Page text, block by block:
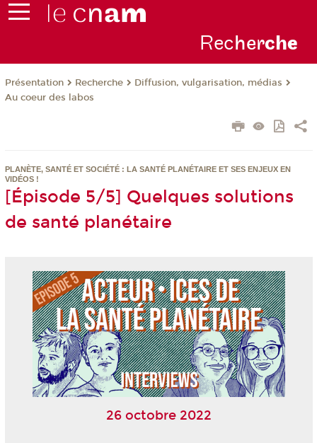
Recherche
Présentation Recherche
Diffusion, vulgarisation, médias
Au coeur des labos
PLANÈTE, SANTÉ ET SOCIÉTÉ : LA SANTÉ PLANÉTAIRE ET SES ENJEUX EN
VIDÉOS !
[Épisode 5/5] Quelques solutions
de santé planétaire
26 octobre 2022